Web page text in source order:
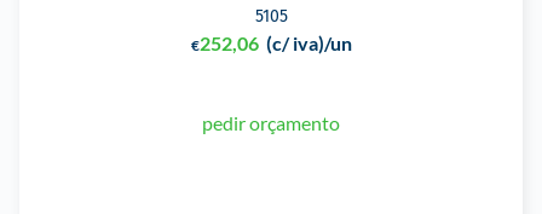
5105
€252,06 (c/ iva)/un
pedir orçamento